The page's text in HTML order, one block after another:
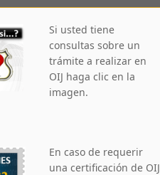
Si usted tiene
consultas sobre un
trámite a realizar en
OIJ haga clic en la
imagen.
En caso de requerir
una certificación de OIJ